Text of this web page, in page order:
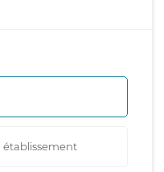
établissement